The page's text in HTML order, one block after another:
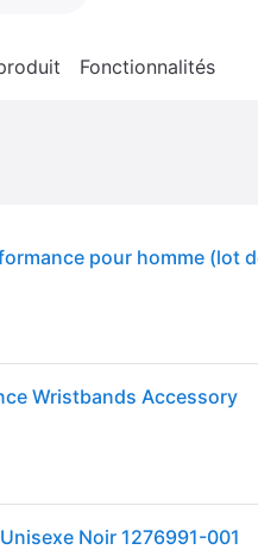
Fonctionnalités
Wristbands Accessory
Noir 1276991-001